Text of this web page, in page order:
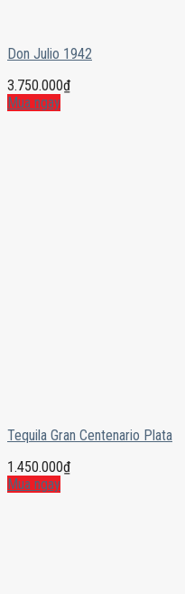
Don Julio 1942
3.750.000₫
Mua ngay
Tequila Gran Centenario Plata
1.450.000₫
Mua ngay